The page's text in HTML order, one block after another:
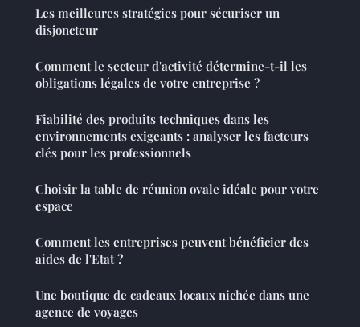
Les meilleures stratégies pour sécuriser un
disjoncteur
Comment le secteur d'activité détermine-t-il les
obligations légales de votre entreprise ?
Fiabilité des produits techniques dans les
environnements exigeants : analyser les facteurs
clés pour les professionnels
Choisir la table de réunion ovale idéale pour votre
espace
Comment les entreprises peuvent bénéficier des
aides de l'Etat ?
Une boutique de cadeaux locaux nichée dans une
agence de voyages